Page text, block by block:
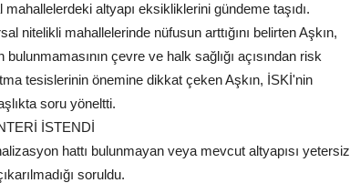
altyapı eksikliklerini gündeme taşıdı.
nitelikli mahallelerinde nüfusun arttığını belirten Aşkın,
çevre ve halk sağlığı açısından risk
tesislerinin önemine dikkat çeken Aşkın, İSKİ'nin
soru yöneltti.
İSTENDİ
hattı bulunmayan veya mevcut altyapısı yetersiz
soruldu.